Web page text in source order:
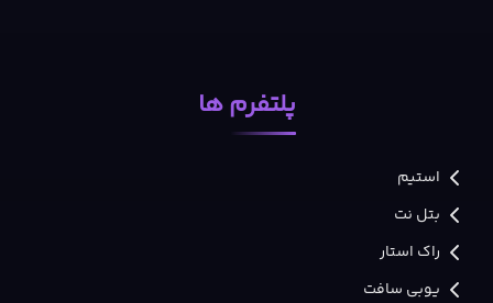
پلتفرم ها
استیم
بتل نت
راک استار
یوبی سافت